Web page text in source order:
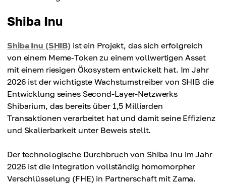
Shiba Inu
Shiba Inu (SHIB) ist ein Projekt, das sich erfolgreich
von einem Meme-Token zu einem vollwertigen Asset
mit einem riesigen Ökosystem entwickelt hat. Im Jahr
2026 ist der wichtigste Wachstumstreiber von SHIB die
Entwicklung seines Second-Layer-Netzwerks
Shibarium, das bereits über 1,5 Milliarden
Transaktionen verarbeitet hat und damit seine Effizienz
und Skalierbarkeit unter Beweis stellt.
Der technologische Durchbruch von Shiba Inu im Jahr
2026 ist die Integration vollständig homomorpher
Verschlüsselung (FHE) in Partnerschaft mit Zama.